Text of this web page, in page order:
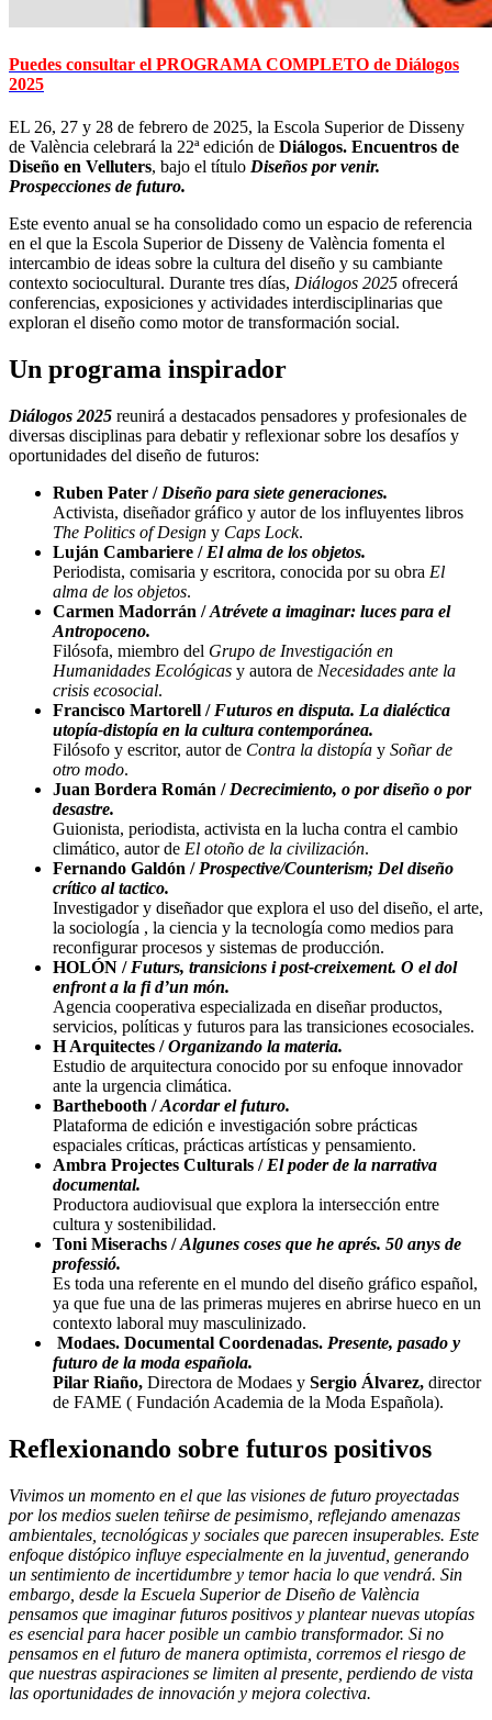
Puedes consultar el PROGRAMA COMPLETO de Diálogos
2025
EL 26, 27 y 28 de febrero de 2025, la Escola Superior de Disseny
de València celebrará la 22ª edición de Diálogos. Encuentros de
Diseño en Velluters, bajo el título Diseños por venir.
Prospecciones de futuro.
Este evento anual se ha consolidado como un espacio de referencia
en el que la Escola Superior de Disseny de València fomenta el
intercambio de ideas sobre la cultura del diseño y su cambiante
contexto sociocultural. Durante tres días, Diálogos 2025 ofrecerá
conferencias, exposiciones y actividades interdisciplinarias que
exploran el diseño como motor de transformación social.
Un programa inspirador
Diálogos 2025 reunirá a destacados pensadores y profesionales de
diversas disciplinas para debatir y reflexionar sobre los desafíos y
oportunidades del diseño de futuros:
Ruben Pater / Diseño para siete generaciones.
Activista, diseñador gráfico y autor de los influyentes libros
The Politics of Design y Caps Lock.
Luján Cambariere / El alma de los objetos.
Periodista, comisaria y escritora, conocida por su obra El
alma de los objetos.
Carmen Madorrán /Atrévete a imaginar: luces para el
Antropoceno.
Filósofa, miembro del Grupo de Investigación en
Humanidades Ecológicas y autora de Necesidades ante la
crisis ecosocial.
Francisco Martorell / Futuros en disputa. La dialéctica
utopía-distopía en la cultura contemporánea.
Filósofo y escritor, autor de Contra la distopía y Soñar de
otro modo.
Juan Bordera Román / Decrecimiento, o por diseño o por
desastre.
Guionista, periodista, activista en la lucha contra el cambio
climático, autor de El otoño de la civilización.
Fernando Galdón / Prospective/Counterism; Del diseño
crítico al tactico.
Investigador y diseñador que explora el uso del diseño, el arte,
la sociología , la ciencia y la tecnología como medios para
reconfigurar procesos y sistemas de producción.
HOLÓN /Futurs, transicions i post-creixement. O el dol
enfront a la fi d’un món.
Agencia cooperativa especializada en diseñar productos,
servicios, políticas y futuros para las transiciones ecosociales.
H Arquitectes /Organizando la materia.
Estudio de arquitectura conocido por su enfoque innovador
ante la urgencia climática.
Barthebooth /Acordar el futuro.
Plataforma de edición e investigación sobre prácticas
espaciales críticas, prácticas artísticas y pensamiento.
Ambra Projectes Culturals / El poder de la narrativa
documental.
Productora audiovisual que explora la intersección entre
cultura y sostenibilidad.
Toni Miserachs /Algunes coses que he aprés. 50 anys de
professió.
Es toda una referente en el mundo del diseño gráfico español,
ya que fue una de las primeras mujeres en abrirse hueco en un
contexto laboral muy masculinizado.
Modaes. Documental Coordenadas. Presente, pasado y
futuro de la moda española.
Pilar Riaño, Directora de Modaes y Sergio Álvarez, director
de FAME ( Fundación Academia de la Moda Española).
Reflexionando sobre futuros positivos
Vivimos un momento en el que las visiones de futuro proyectadas
por los medios suelen teñirse de pesimismo, reflejando amenazas
ambientales, tecnológicas y sociales que parecen insuperables. Este
enfoque distópico influye especialmente en la juventud, generando
un sentimiento de incertidumbre y temor hacia lo que vendrá. Sin
embargo, desde la Escuela Superior de Diseño de València
pensamos que imaginar futuros positivos y plantear nuevas utopías
es esencial para hacer posible un cambio transformador. Si no
pensamos en el futuro de manera optimista, corremos el riesgo de
que nuestras aspiraciones se limiten al presente, perdiendo de vista
las oportunidades de innovación y mejora colectiva.